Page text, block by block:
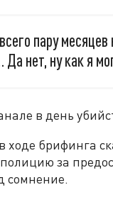
пару
нет, ну как я
в день
ходе брифинга
за
сомнение.